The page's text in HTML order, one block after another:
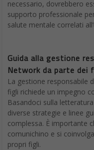
necessario, dovrebbero
supporto professionale
salute mentale correlati
Guida alla gestione
Network da parte dei
La gestione responsabile
figli richiede un impegno
Basandoci sulla
diverse strategie e linee
complessa. È importante
comunichino e si
propri figli.